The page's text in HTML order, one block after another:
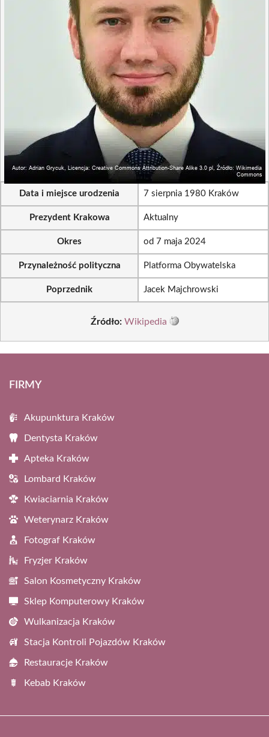
Data i miejsce urodzenia 7 sierpnia 1980 Kraków
Prezydent Krakowa Aktualny
Okres od 7 maja 2024
Przynależność polityczna Platforma Obywatelska
Poprzednik Jacek Majchrowski
Źródło: Wikipedia
FIRMY
Akupunktura Kraków
Dentysta Kraków
Apteka Kraków
Lombard Kraków
Kwiaciarnia Kraków
Weterynarz Kraków
Fotograf Kraków
Fryzjer Kraków
Salon Kosmetyczny Kraków
Sklep Komputerowy Kraków
Wulkanizacja Kraków
Stacja Kontroli Pojazdów Kraków
Restauracje Kraków
Kebab Kraków